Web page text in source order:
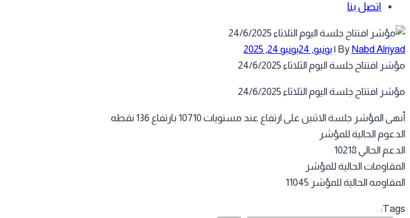
اتصل بنا
By Nabd Alriyad
|يونيو, 24
يونيو 24, 2025
مؤشر افتتاح جلسة اليوم الثلاثاء 24/6/2025
مؤشر افتتاح جلسة اليوم الثلاثاء 24/6/2025
أنهى المؤشر جلسة الاثنين على ارتفاع عند مستويات 10710 بارتفاع 136 نقطه
الدعوم الحالية للمؤشر
الدعم الحالي 10218
المقاومات الحالية للمؤشر
المقاومه الحالية للمؤشر 11045
Tags: